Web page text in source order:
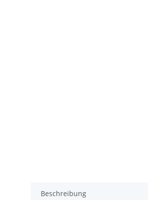
Beschreibung